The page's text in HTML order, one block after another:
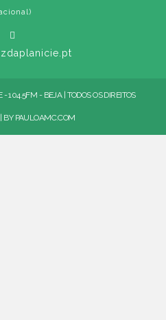
104.5FM - BEJA | TODOS OS DIREITOS
BY PAULOAMC.COM